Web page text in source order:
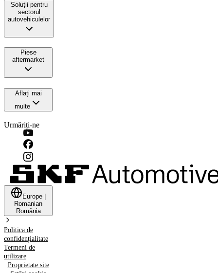
Soluții pentru
sectorul
autovehiculelor
Piese
aftermarket
Aflați mai
multe
Urmăriți-ne
Europe
Romanian
România
Politica de
confidențialitate
Termeni de
utilizare
Proprietate site